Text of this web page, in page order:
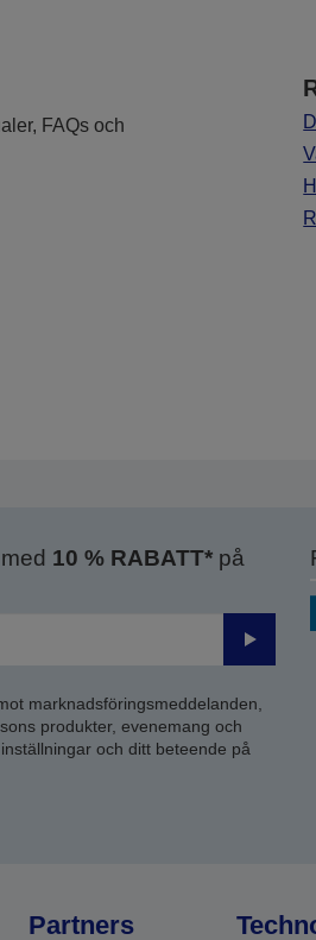
FAQs och
10 % RABATT*på
Skicka
marknadsföringsmeddelanden,
produkter, evenemang och
och ditt beteende på
Partners